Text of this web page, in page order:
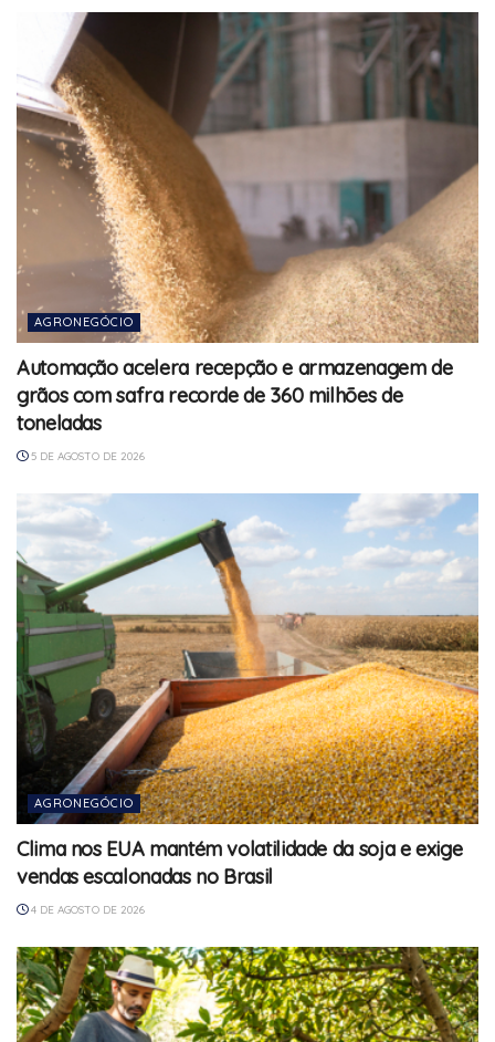
AGRONEGÓCIO
Automação acelera recepção e armazenagem de
grãos com safra recorde de 360 milhões de
toneladas
5 DE AGOSTO DE 2026
AGRONEGÓCIO
Clima nos EUA mantém volatilidade da soja e exige
vendas escalonadas no Brasil
4 DE AGOSTO DE 2026